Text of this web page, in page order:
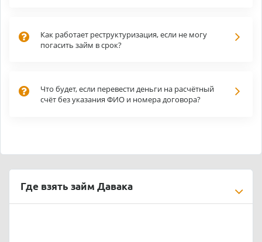
Как работает реструктуризация, если не могу
погасить займ в срок?
Что будет, если перевести деньги на расчётный
счёт без указания ФИО и номера договора?
Где взять займ Давака